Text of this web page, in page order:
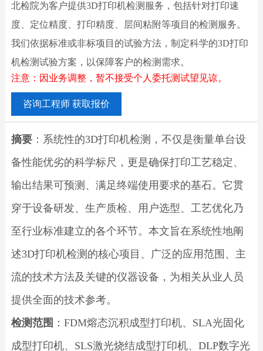
北检院为客户提供3D打印机检测服务，包括针对打印速
度、定位精度、打印精度、层间粘附等项目的检测服务。
我们依据标准或非标项目的试验方法，制定科学的3D打印
机检测试验方案，以保障客户的检测需求。
注意：因业务调整，暂不接受个人委托测试望见谅。
咨询工程师 获取报价
摘要：系统性的3D打印机检测，不仅是衡量单台设
备性能优劣的科学标尺，更是确保打印工艺稳定、
输出结果可预测、满足终端使用要求的基石。它贯
穿于设备研发、生产质检、用户选型、工艺优化乃
至行业标准建立的各个环节。本文旨在系统性地阐
述3D打印机检测的核心项目、广泛的应用范围、主
流的技术方法及关键的仪器设备，为相关从业人员
提供全面的技术参考。
检测范围 ：FDM熔态沉积成型打印机、SLA光固化
成型打印机、SLS激光烧结成型打印机、DLP数字光